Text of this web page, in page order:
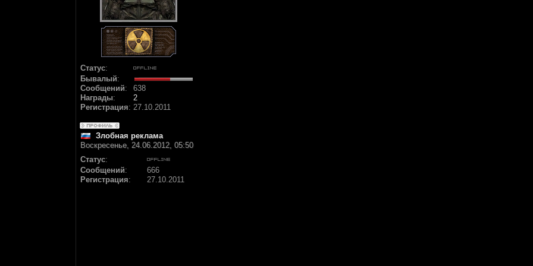
Статус:
Бывалый:
Сообщений:
638
Награды:
2
Регистрация: 27.10.2011
Злобная реклама
Воскресенье, 24.06.2012, 05:50
Статус:
Сообщений:
666
Регистрация: 27.10.2011